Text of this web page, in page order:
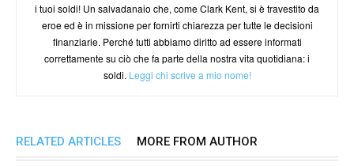
i tuoi soldi! Un salvadanaio che, come Clark Kent, si è travestito da
eroe ed è in missione per fornirti chiarezza per tutte le decisioni
finanziarie. Perché tutti abbiamo diritto ad essere informati
correttamente su ciò che fa parte della nostra vita quotidiana: i
soldi. Leggi chi scrive a mio nome!
RELATED ARTICLES MORE FROM AUTHOR